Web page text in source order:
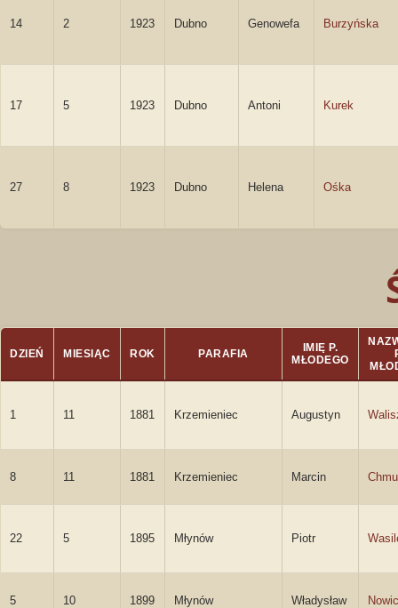
14 2 1923 Dubno Genowefa Burzyńska
17 5 1923 Dubno Antoni Kurek
27 8 1923 Dubno Helena Ośka
DZIEŃ MIESIĄC ROK PARAFIA
IMIĘ P.
MŁODEGO
1 11 1881 Krzemieniec Augustyn
8 11 1881 Krzemieniec Marcin
22 5 1895 Młynów Piotr
5 10 1899 Młynów Władysław